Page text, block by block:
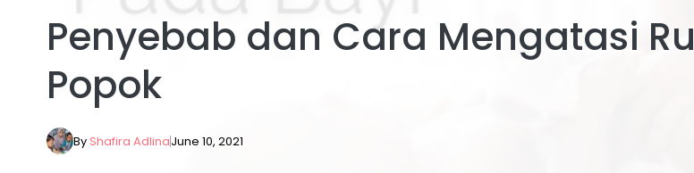
Penyebab dan Cara Mengatasi
Popok
By Shafira AdlinaJune 10, 2021